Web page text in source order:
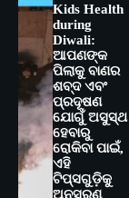
Kids Health
during
Diwali:
ଆପଣଙ୍କ
ପିଲାକୁ ବାଣର
ଶବ୍ଦ ଏବଂ
ପ୍ରଦୂଷଣ
ଯୋଗୁଁ ଅସୁସ୍ଥ
ହେବାରୁ
ରୋକିବା ପାଇଁ,
ଏହି
ଟିପ୍ସଗୁଡ଼ିକୁ
ଅନୁସରଣ